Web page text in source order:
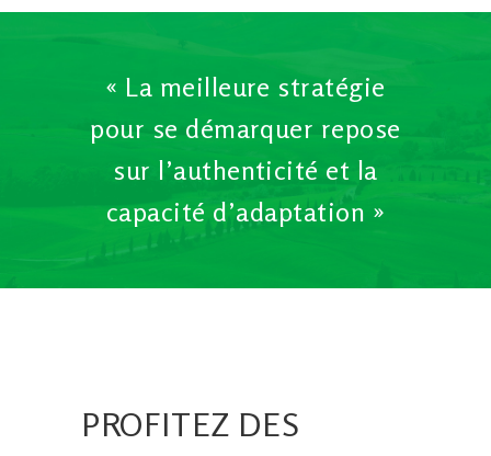
« La meilleure stratégie
pour se démarquer repose
sur l’authenticité et la
capacité d’adaptation »
PROFITEZ DES